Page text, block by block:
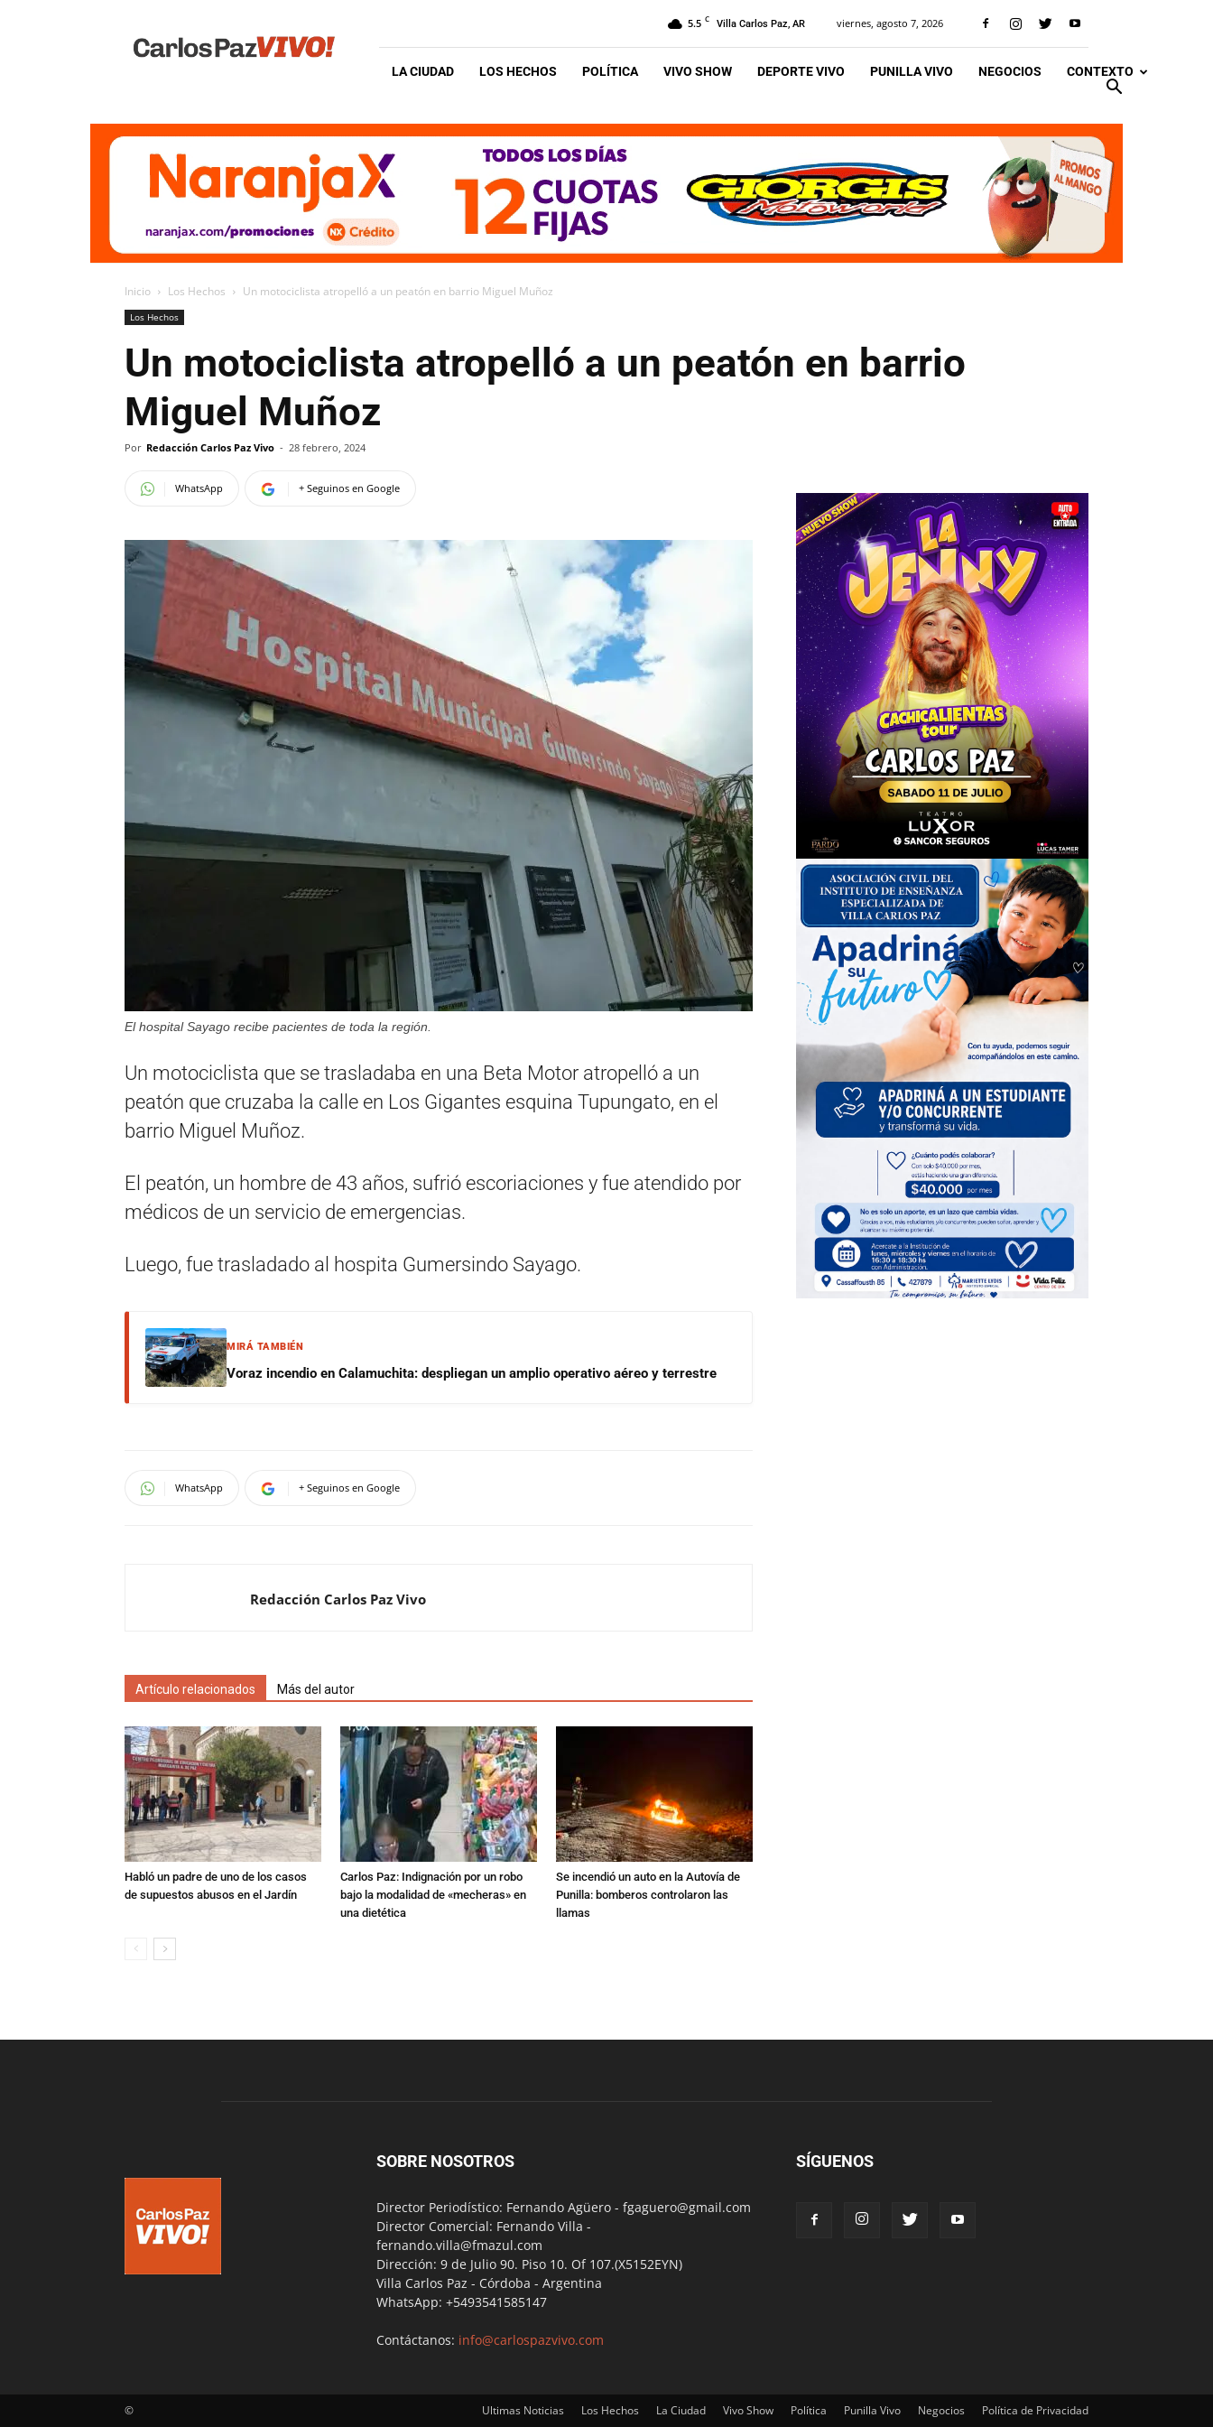
Vivo
5.5 C Villa Carlos Paz, AR viernes, agosto 7, 2026
LA CIUDAD LOS HECHOS POLÍTICA VIVO SHOW DEPORTE VIVO PUNILLA VIVO NEGOCIOS CONTEXTO
Inicio Los Hechos Un motociclista atropelló a un peatón en barrio Miguel Muñoz
Los Hechos
Un motociclista atropelló a un peatón en barrio
Miguel Muñoz
Por Redacción Carlos Paz Vivo - 28 febrero, 2024
WhatsApp + Seguinos en Google
El hospital Sayago recibe pacientes de toda la región.
Un motociclista que se trasladaba en una Beta Motor atropelló a un
peatón que cruzaba la calle en Los Gigantes esquina Tupungato, en el
barrio Miguel Muñoz.
El peatón, un hombre de 43 años, sufrió escoriaciones y fue atendido por
médicos de un servicio de emergencias.
Luego, fue trasladado al hospita Gumersindo Sayago.
MIRÁ TAMBIÉN
Voraz incendio en Calamuchita: despliegan un amplio operativo aéreo y terrestre
WhatsApp + Seguinos en Google
Redacción Carlos Paz Vivo
Artículo relacionados Más del autor
Habló un padre de uno de los casos
de supuestos abusos en el Jardín
Carlos Paz: Indignación por un robo
bajo la modalidad de «mecheras» en
una dietética
Se incendió un auto en la Autovía de
Punilla: bomberos controlaron las
llamas
SOBRE NOSOTROS
Director Periodístico: Fernando Agüero - fgaguero@gmail.com
Director Comercial: Fernando Villa -
fernando.villa@fmazul.com
Dirección: 9 de Julio 90. Piso 10. Of 107.(X5152EYN)
Villa Carlos Paz - Córdoba - Argentina
WhatsApp: +5493541585147
Contáctanos: info@carlospazvivo.com
SÍGUENOS
Ultimas Noticias Los Hechos La Ciudad Vivo Show Política Punilla Vivo Negocios Política de Privacidad
©